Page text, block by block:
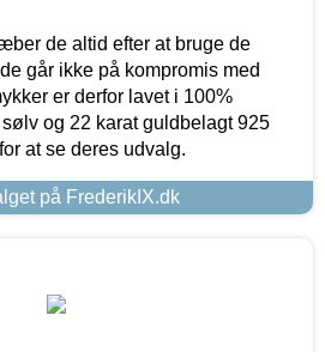
de altid efter at bruge de
går ikke på kompromis med
er derfor lavet i 100%
og 22 karat guldbelagt 925
at se deres udvalg.
på FrederikIX.dk